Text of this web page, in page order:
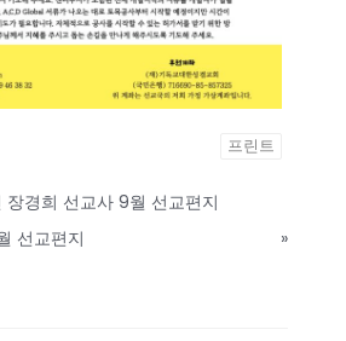
프린트
경희 선교사 9월 선교편지
선교편지
»